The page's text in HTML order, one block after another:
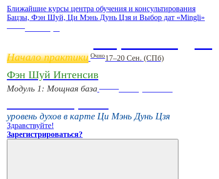
Ближайшие курсы центра обучения и консультирования
Бацзы, Фэн Шуй, Ци Мэнь Дунь Цзя и Выбор дат «Mingli»
Начало практики Очно17–20 Сен. (СПб)
Фэн Шуй Интенсив
Модуль 1: Мощная база
уровень духов в карте Ци Мэнь Дунь Цзя
Здравствуйте!
Зарегистрироваться?